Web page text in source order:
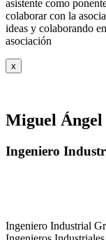
asistente como
colaborar con la
ideas y colaborando
asociación
x
Miguel Ángel
Ingeniero
Ingeniero Industrial